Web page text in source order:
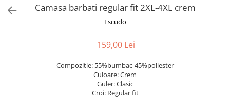
Camasa barbati regular fit 2XL-4XL crem
Escudo
159,00 Lei
Compozitie: 55%bumbac-45%poliester
Culoare: Crem
Guler: Clasic
Croi: Regular fit